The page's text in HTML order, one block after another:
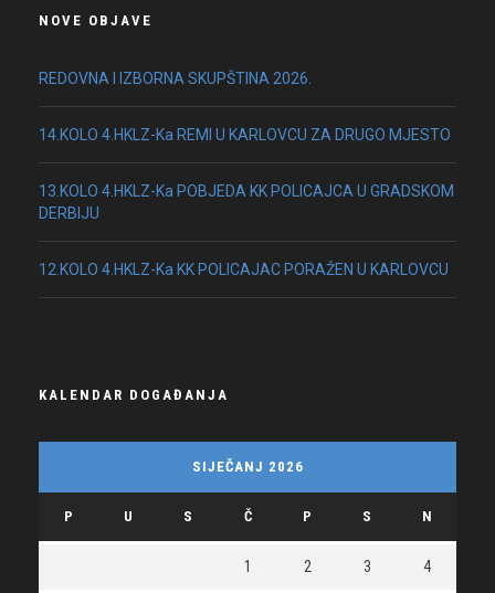
NOVE OBJAVE
REDOVNA I IZBORNA SKUPŠTINA 2026.
14.KOLO 4.HKLZ-Ka REMI U KARLOVCU ZA DRUGO MJESTO
13.KOLO 4.HKLZ-Ka POBJEDA KK POLICAJCA U GRADSKOM
DERBIJU
12.KOLO 4.HKLZ-Ka KK POLICAJAC PORAŽEN U KARLOVCU
KALENDAR DOGAĐANJA
SIJEČANJ 2026
P U S Č P S N
1 2 3 4